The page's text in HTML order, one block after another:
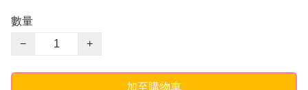
數量
−
+
加至購物車